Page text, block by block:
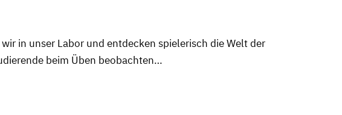
in unser Labor und entdecken spielerisch die Welt der
beim Üben beobachten…